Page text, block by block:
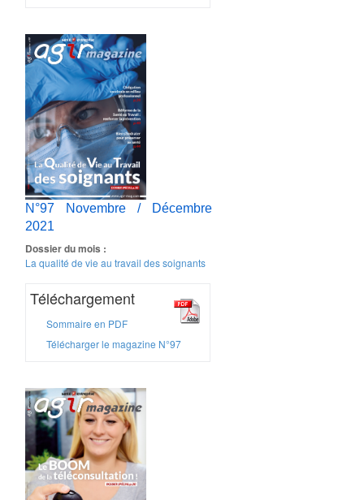
N°97 Novembre / Décembre
2021
Dossier du mois :
La qualité de vie au travail des soignants
Téléchargement
Sommaire en PDF
Télécharger le magazine N°97